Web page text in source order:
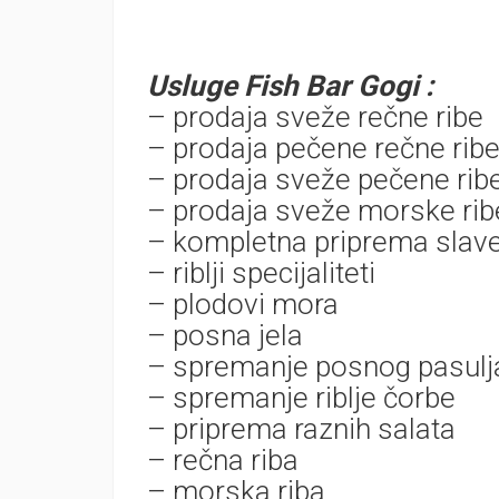
Usluge Fish Bar Gogi :
– prodaja sveže rečne ribe
– prodaja pečene rečne ribe
– prodaja sveže pečene
– prodaja sveže morske
– kompletna priprema
– riblji specijaliteti
– plodovi mora
– posna jela
– spremanje posnog
– spremanje riblje čorbe
– priprema raznih salata
– rečna riba
– morska riba